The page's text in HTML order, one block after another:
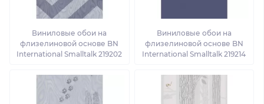
Виниловые обои на
флизелиновой основе BN
International Smalltalk 219202
Виниловые обои на
флизелиновой основе BN
International Smalltalk 219214